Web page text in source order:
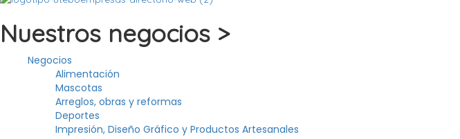
Nuestros negocios >
Negocios
Alimentación
Mascotas
Arreglos, obras y reformas
Deportes
Impresión, Diseño Gráfico y Productos Artesanales